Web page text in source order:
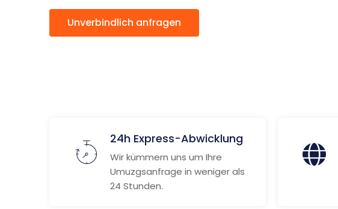
Unverbindlich anfragen
24h Express-Abwicklung
Wir kümmern uns um Ihre
Umuzgsanfrage in weniger als
24 Stunden.